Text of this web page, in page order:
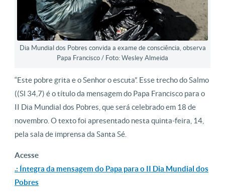
Dia Mundial dos Pobres convida a exame de consciência, observa
Papa Francisco / Foto: Wesley Almeida
“Este pobre grita e o Senhor o escuta”. Esse trecho do Salmo
((Sl 34,7) é o título da mensagem do Papa Francisco para o
II Dia Mundial dos Pobres, que será celebrado em 18 de
novembro. O texto foi apresentado nesta quinta-feira, 14,
pela sala de imprensa da Santa Sé.
Acesse
.: Íntegra da mensagem do Papa para o II Dia Mundial dos
Pobres